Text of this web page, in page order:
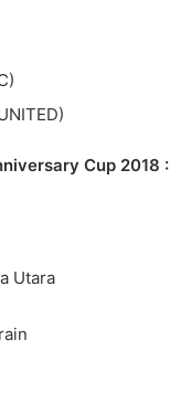
Cup 2018 :
Utara